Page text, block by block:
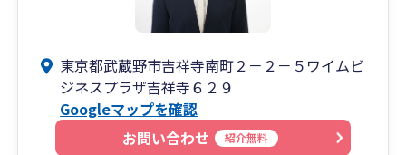
東京都武蔵野市吉祥寺南町２－２－５ワイムビ
ジネスプラザ吉祥寺６２９
Googleマップを確認
お問い合わせ
紹介無料